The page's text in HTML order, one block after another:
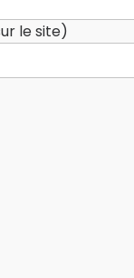
le site)